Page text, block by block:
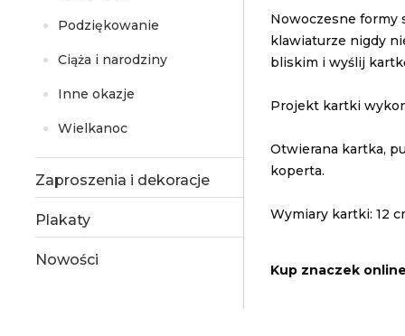
Podziękowanie
Ciąża i narodziny
Inne okazje
Wielkanoc
Zaproszenia i dekoracje
Plakaty
Nowości
Nowoczesne formy
klawiaturze nigdy
bliskim i wyślij
Projekt kartki
Otwierana kartka,
koperta.
Wymiary kartki: 12
Kup znaczek